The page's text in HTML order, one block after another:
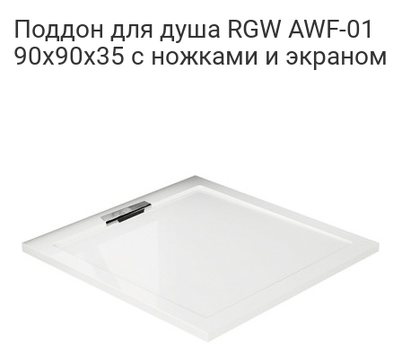
Поддон для душа RGW AWF-01
90x90x35 с ножками и экраном